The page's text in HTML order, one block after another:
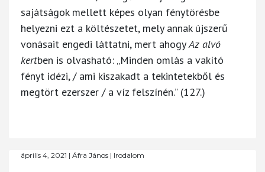
sajátságok mellett képes olyan fénytörésbe
helyezni ezt a költészetet, mely annak újszerű
vonásait engedi láttatni, mert ahogyAz alvó
kertben is olvasható: „Minden omlás a vakító
fényt idézi, / ami kiszakadt a tekintetekből és
megtört ezerszer / a víz felszínén.” (127.)
április 4, 2021 | Áfra János | Irodalom